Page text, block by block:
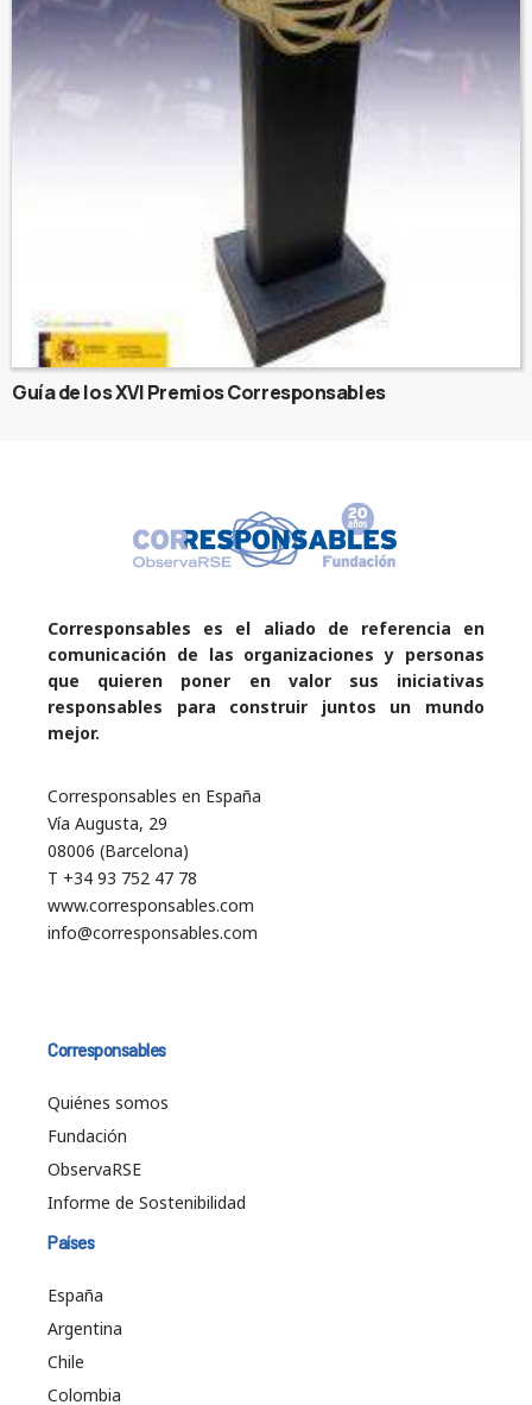
Guía de los XVI Premios Corresponsables
Corresponsables es el aliado de referencia en
comunicación de las organizaciones y personas
que quieren poner en valor sus iniciativas
responsables para construir juntos un mundo
mejor.
Corresponsables en España
Vía Augusta, 29
08006 (Barcelona)
T +34 93 752 47 78
www.corresponsables.com
info@corresponsables.com
Corresponsables
Quiénes somos
Fundación
ObservaRSE
Informe de Sostenibilidad
Países
España
Argentina
Chile
Colombia